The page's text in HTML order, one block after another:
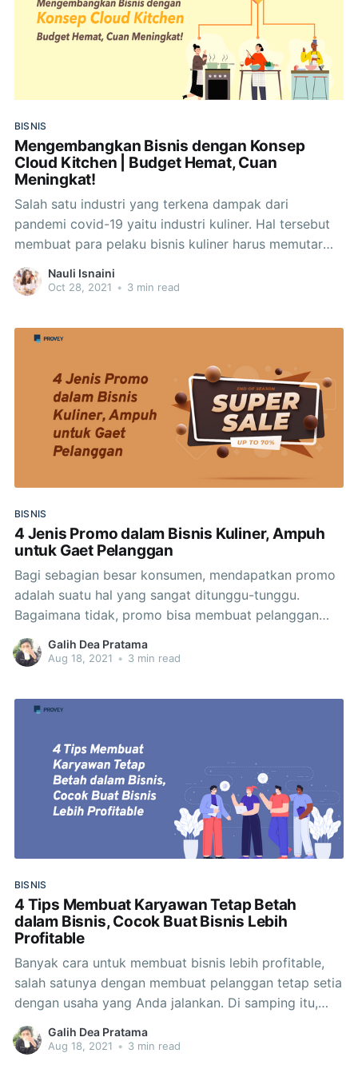
BISNIS
Mengembangkan Bisnis dengan Konsep
Cloud Kitchen | Budget Hemat, Cuan
Meningkat!
Salah satu industri yang terkena dampak dari
pandemi covid-19 yaitu industri kuliner. Hal tersebut
membuat para pelaku bisnis kuliner harus memutar
otak, menciptakan inovasi agar bisnis mereka tetap
berjalan dan omset tetap meningkat. Salah satu
ghost
Nauli Isnaini
Oct 28, 2021 • 3 min read
BISNIS
4 Jenis Promo dalam Bisnis Kuliner, Ampuh
untuk Gaet Pelanggan
Bagi sebagian besar konsumen, mendapatkan promo
adalah suatu hal yang sangat ditunggu-tunggu.
Bagaimana tidak, promo bisa membuat pelanggan
menikmati ragam produk yang diinginkan dengan
harga lebih terjangkau. Untuk itu, ada banyak sekali
macam promo ini cocok
Galih Dea Pratama
Aug 18, 2021 • 3 min read
BISNIS
4 Tips Membuat Karyawan Tetap Betah
dalam Bisnis, Cocok Buat Bisnis Lebih
Profitable
Banyak cara untuk membuat bisnis lebih profitable,
salah satunya dengan membuat pelanggan tetap setia
dengan usaha yang Anda jalankan. Di samping itu,
ada ragam cara supaya customer tetap betah dengan
service yang diberikan, di antaranya melalui deretan
Galih Dea Pratama
Aug 18, 2021 • 3 min read